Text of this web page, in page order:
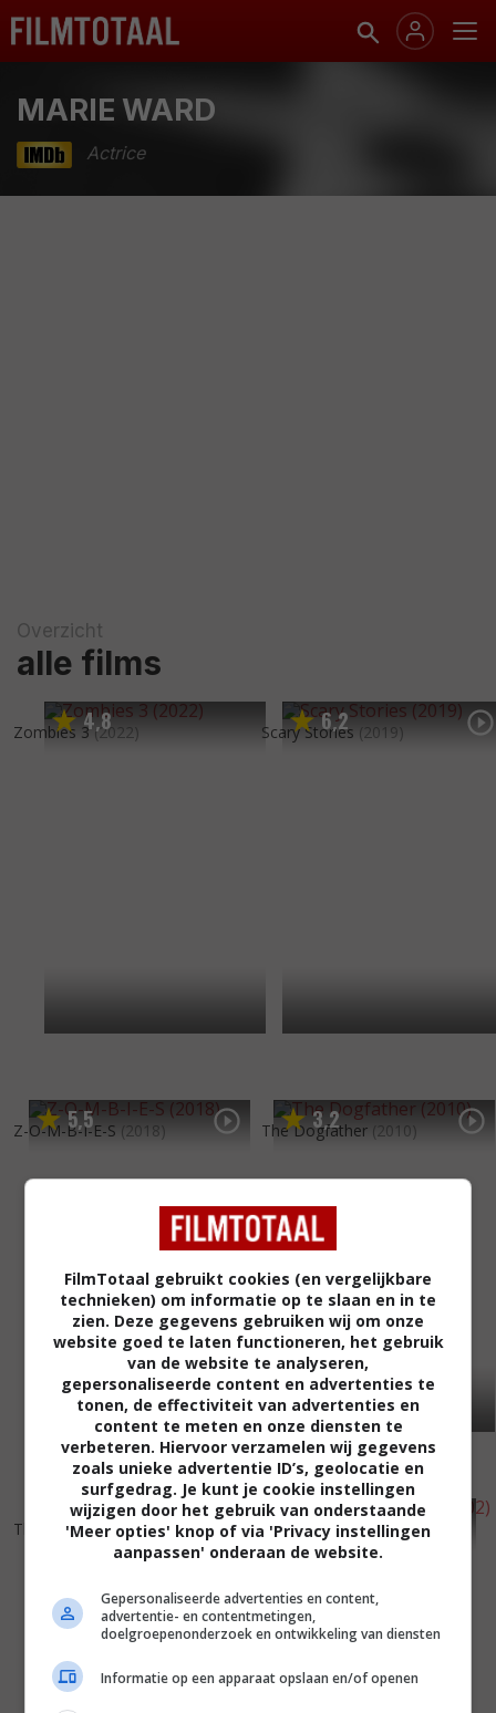
MARIE WARD
Actrice
Overzicht
alle films
4,8
Zombies 3 (2022) 6,2
Scary Stories (2019)
5,5
Z-O-M-B-I-E-S (2018) 3,2
The Dogfather (2010)
4,6
Threshold (2003) 7,2
Guilt by Association (2002)
FilmTotaal gebruikt cookies (en vergelijkbare
technieken) om informatie op te slaan en in te
zien. Deze gegevens gebruiken wij om onze
website goed te laten functioneren, het gebruik
van de website te analyseren,
gepersonaliseerde content en advertenties te
tonen, de effectiviteit van advertenties en
content te meten en onze diensten te
verbeteren. Hiervoor verzamelen wij gegevens
zoals unieke advertentie ID’s, geolocatie en
surfgedrag. Je kunt je cookie instellingen
wijzigen door het gebruik van onderstaande
'Meer opties' knop of via 'Privacy instellingen
aanpassen' onderaan de website.
Gepersonaliseerde advertenties en content,
advertentie- en contentmetingen,
doelgroepenonderzoek en ontwikkeling van diensten
Informatie op een apparaat opslaan en/of openen